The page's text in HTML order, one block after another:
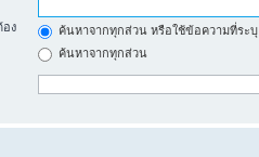
อง
ค้นหาจากทุกส่วน หรือใช้ข้อความที่ระบุ
ค้นหาจากทุกส่วน